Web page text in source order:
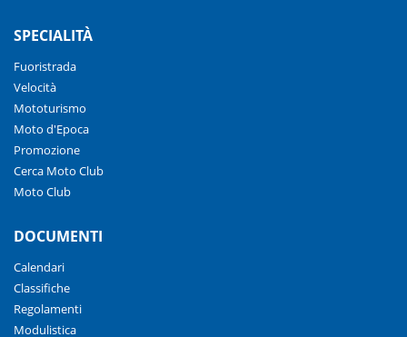
SPECIALITÀ
Fuoristrada
Velocità
Mototurismo
Moto d'Epoca
Promozione
Cerca Moto Club
Moto Club
DOCUMENTI
Calendari
Classifiche
Regolamenti
Modulistica